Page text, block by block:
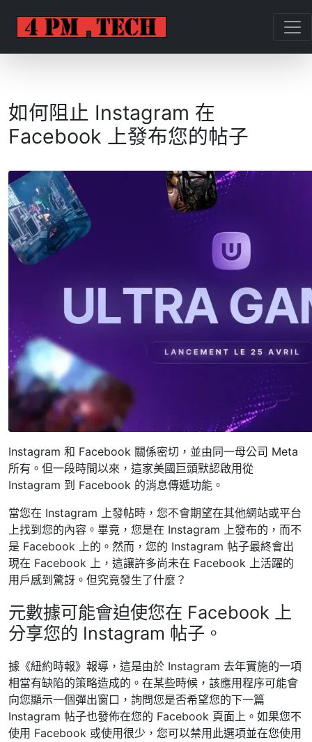
如何阻止 Instagram 在
Facebook 上發布您的帖子
Instagram 和 Facebook 關係密切，並由同一母公司 Meta
所有。但一段時間以來，這家美國巨頭默認啟用從
Instagram 到 Facebook 的消息傳遞功能。
當您在 Instagram 上發帖時，您不會期望在其他網站或平台
上找到您的內容。畢竟，您是在 Instagram 上發布的，而不
是 Facebook 上的。然而，您的 Instagram 帖子最終會出
現在 Facebook 上，這讓許多尚未在 Facebook 上活躍的
用戶感到驚訝。但究竟發生了什麼？
元數據可能會迫使您在 Facebook 上
分享您的 Instagram 帖子。
據《紐約時報》報導，這是由於 Instagram 去年實施的一項
相當有缺陷的策略造成的。在某些時候，該應用程序可能會
向您顯示一個彈出窗口，詢問您是否希望您的下一篇
Instagram 帖子也發佈在您的 Facebook 頁面上。如果您不
使用 Facebook 或使用很少，您可以禁用此選項並在您使用